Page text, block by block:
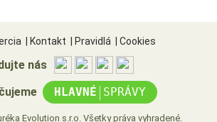
Kontakt Pravidlá Cookies
nás
HLAVNÉ | SPRÁVY
Evolution s.r.o. Všetky práva vyhradené.